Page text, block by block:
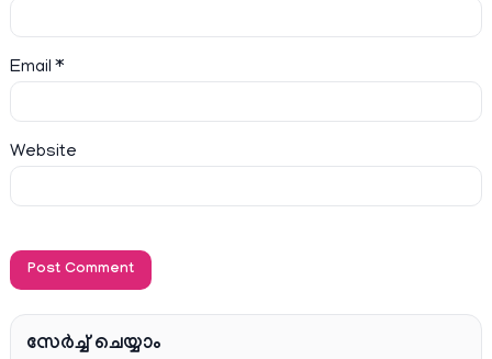
Email*
Website
സേര്‍ച്ച്‌ ചെയ്യാം